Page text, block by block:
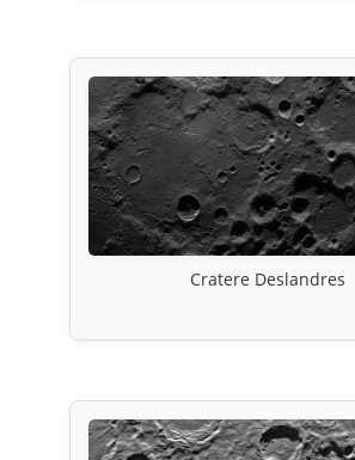
Cratere Deslandres